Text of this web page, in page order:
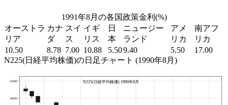
1991年8月の各国政策金利(%)
オーストラ
リア
カナ
ダ
スイ
ス
イギ
リス
日
本
ニュージー
ランド
アメ
リカ
南アフ
リカ
10.50
8.78 7.00 10.88 5.509.40 5.50
17.00
N225(日経平均株価)の日足チャート (1990年8月)